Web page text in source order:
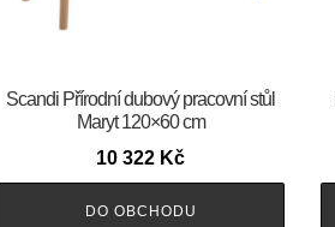
Scandi Přírodní dubový pracovní stůl
Maryt 120×60 cm
10 322 Kč
DO OBCHODU